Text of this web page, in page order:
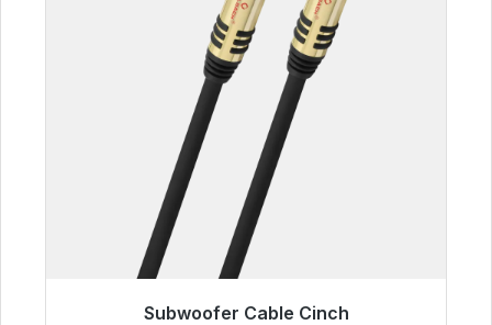
Subwoofer Cable Cinch